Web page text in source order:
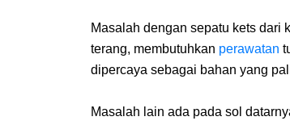
Masalah dengan sepatu kets dari
terang, membutuhkan perawatan
dipercaya sebagai bahan yang
Masalah lain ada pada sol